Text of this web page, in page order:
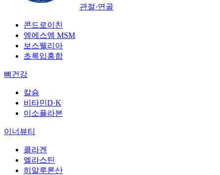
관절·연골
콘드로이친
엠에스엠 MSM
보스웰리아
초록입홍합
뼈건강
칼슘
비타민D·K
이소플라본
이너뷰티
콜라겐
엘라스틴
히알루론산